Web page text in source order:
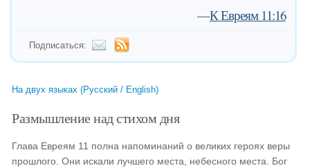
—К Евреям 11:16
Подписаться:
На двух языках (Русский / English)
Размышление над стихом дня
Глава Евреям 11 полна напоминаний о великих героях веры
прошлого. Они искали лучшего места, небесного места. Бог